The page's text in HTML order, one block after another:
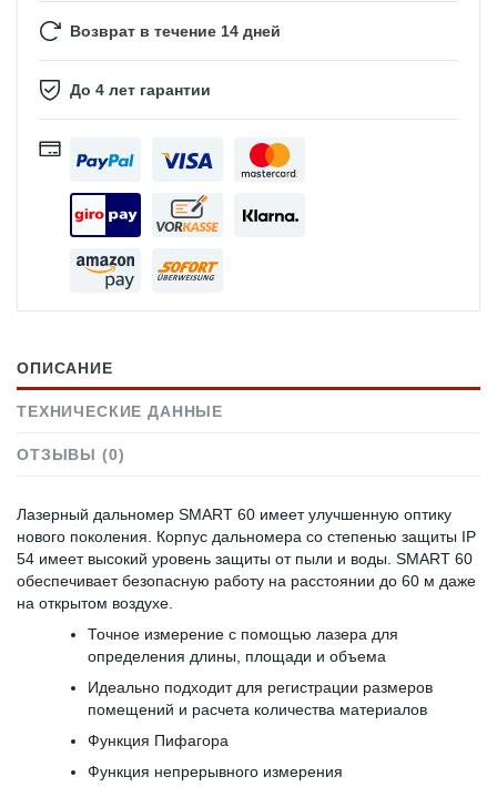
Возврат в течение 14 дней
До 4 лет гарантии
ОПИСАНИЕ
ТЕХНИЧЕСКИЕ ДАННЫЕ
ОТЗЫВЫ (0)
Лазерный дальномер SMART 60 имеет улучшенную оптику
нового поколения. Корпус дальномера со степенью защиты IP
54 имеет высокий уровень защиты от пыли и воды. SMART 60
обеспечивает безопасную работу на расстоянии до 60 м даже
на открытом воздухе.
Точное измерение с помощью лазера для
определения длины, площади и объема
Идеально подходит для регистрации размеров
помещений и расчета количества материалов
Функция Пифагора
Функция непрерывного измерения